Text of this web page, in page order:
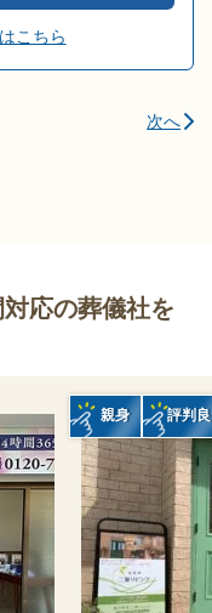
こちら
次へ
応の葬儀社を
親身 評判良